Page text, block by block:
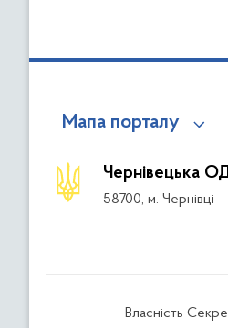
Мапа порталу
Чернівецька
58700, м. Чернівці
Власність